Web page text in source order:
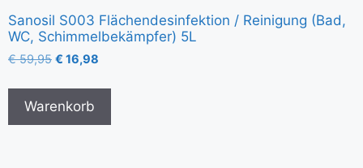
Sanosil S003 Flächendesinfektion / Reinigung (Bad,
WC, Schimmelbekämpfer) 5L
€59,95 € 16,98
Warenkorb